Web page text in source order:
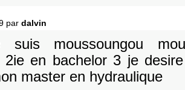
par dalvin
suis moussoungou
2ie en bachelor 3 je
master en hydraulique